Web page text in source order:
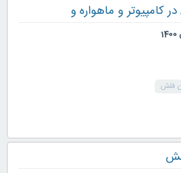
کامپیوتر و ماهواره و
فلش